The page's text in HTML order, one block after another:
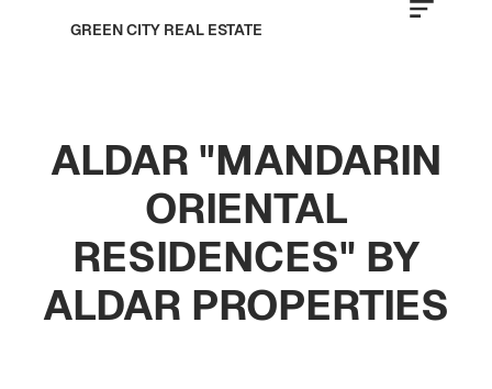
GREEN CITY REAL ESTATE
ALDAR "MANDARIN
ORIENTAL
RESIDENCES" BY
ALDAR PROPERTIES